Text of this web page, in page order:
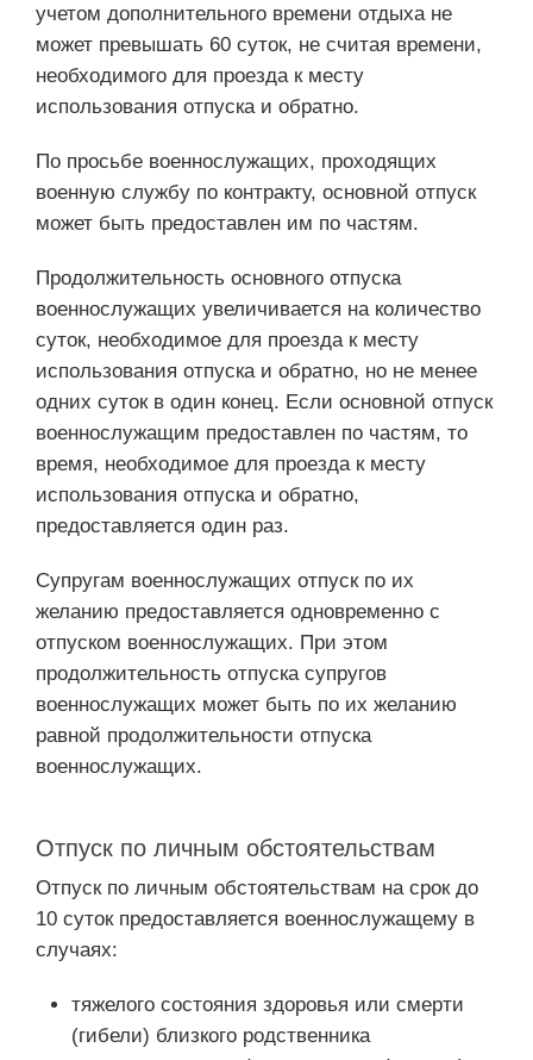
учетом дополнительного времени отдыха не
может превышать 60 суток, не считая времени,
необходимого для проезда к месту
использования отпуска и обратно.
По просьбе военнослужащих, проходящих
военную службу по контракту, основной отпуск
может быть предоставлен им по частям.
Продолжительность основного отпуска
военнослужащих увеличивается на количество
суток, необходимое для проезда к месту
использования отпуска и обратно, но не менее
одних суток в один конец. Если основной отпуск
военнослужащим предоставлен по частям, то
время, необходимое для проезда к месту
использования отпуска и обратно,
предоставляется один раз.
Супругам военнослужащих отпуск по их
желанию предоставляется одновременно с
отпуском военнослужащих. При этом
продолжительность отпуска супругов
военнослужащих может быть по их желанию
равной продолжительности отпуска
военнослужащих.
Отпуск по личным обстоятельствам
Отпуск по личным обстоятельствам на срок до
10 суток предоставляется военнослужащему в
случаях:
тяжелого состояния здоровья или смерти
(гибели) близкого родственника